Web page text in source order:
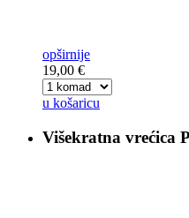
opširnije
19,00 €
u košaricu
Višekratna vrećica